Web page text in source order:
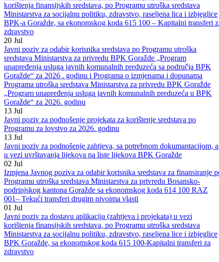
Javni poziviVidi sve
24 Jul
Javni poziv za dostavu aplikacija ( zahtjeva i projekata) u vezi
korištenja finansijskih sredstava, po Programu utroška sredstava
Ministarstva za socijalnu politiku, zdravstvo, raseljena lica i izbjeglice
BPK-a Goražde, sa ekonomskog koda 615 100 – Kapitalni transferi
zdravstvo
20 Jul
Javni poziv za odabir korisnika sredstava po Programu utroška
sredstava Ministarstva za privredu BPK Goražde „Program
unapređenja usluga javnih komunalnih preduzeća sa područja BPK
Goražde“ za 2026 . godinu i Programa o izmjenama i dopunama
Programa utroška sredstava Ministarstva za privredu BPK Goražde
„Program unapređenja usluga javnih komunalnih preduzeća u BPK
Goražde“ za 2026. godinu
13 Jul
Javni poziv za podnošenje projekata za korištenje sredstava po
Programu za lovstvo za 2026. godinu
13 Jul
Javni poziv za podnošenje zahtjeva, sa potrebnom dokumantacijom, a
u vezi uvrštavanja lijekova na liste lijekova BPK Goražde
02 Jul
Izmjena Javnog poziva za odabir korisnika sredstava za finansiranje
Programu utroška sredstava Ministarstva za privredu Bosansko-
podrinjskog kantona Goražde sa ekonomskog koda 614 100 RAZ
001– Tekući transferi drugim nivoima vlasti
01 Jul
Javni poziv za dostavu aplikacija (zahtjeva i projekata) u vezi
korištenja finansijskih sredstava, po Programu utroška sredstava